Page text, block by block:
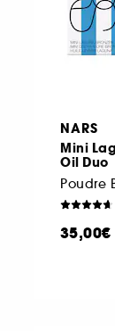
NARS
Mini
Oil Duo
35,00€